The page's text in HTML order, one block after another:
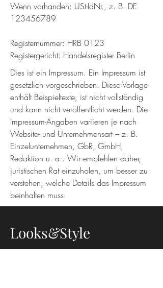
Wenn vorhanden: USt-IdNr., z. B. DE
123456789
Registernummer: HRB 0123
Registergericht: Handelsregister Berlin
Dies ist ein Impressum. Ein Impressum ist
gesetzlich vorgeschrieben. Diese Vorlage
enthält Beispieltexte, ist nicht vollständig
und kann nicht veröffentlicht werden. Die
Impressum-Angaben variieren je nach
Website- und Unternehmensart – z. B.
Einzelunternehmen, GbR, GmbH,
Redaktion u. a.. Wir empfehlen daher,
juristischen Rat einzuholen, um besser zu
verstehen, welche Details das Impressum
beinhalten muss.
Looks&Style